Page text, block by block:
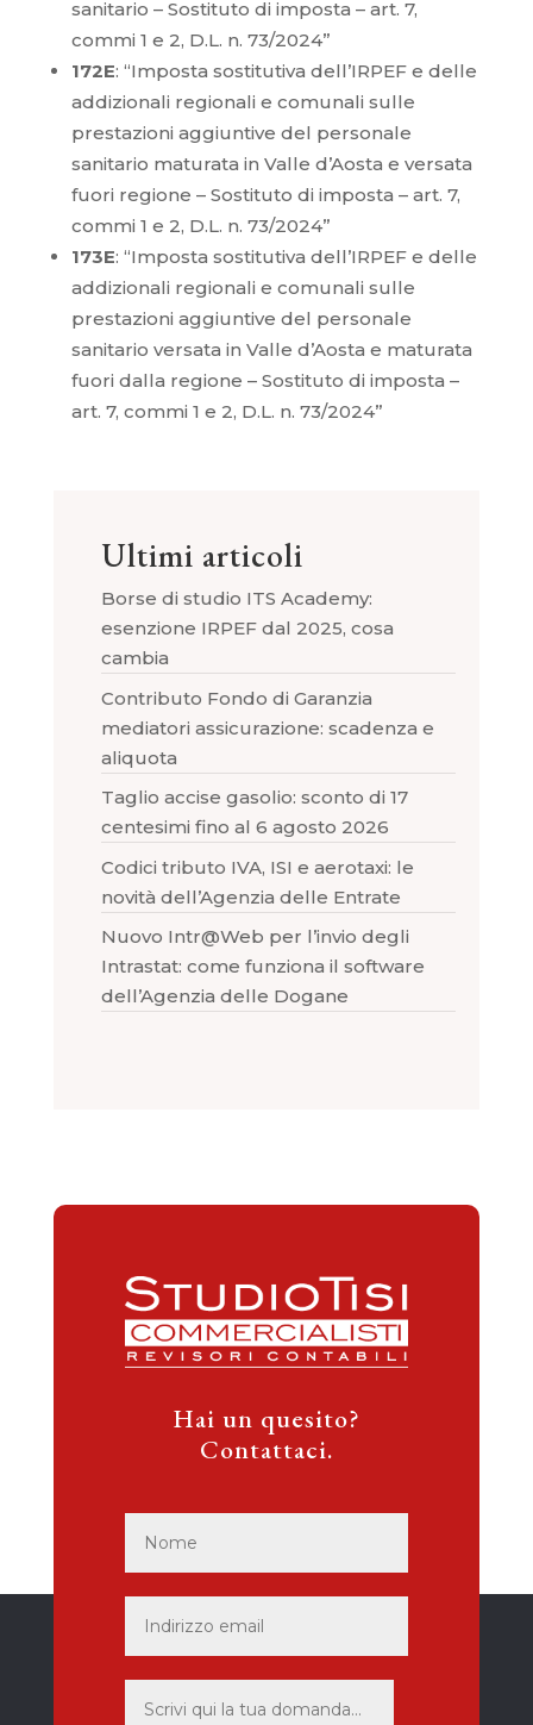
sanitario – Sostituto di imposta – art. 7,
commi 1 e 2, D.L. n. 73/2024”
172E: “Imposta sostitutiva dell’IRPEF e delle
addizionali regionali e comunali sulle
prestazioni aggiuntive del personale
sanitario maturata in Valle d’Aosta e versata
fuori regione – Sostituto di imposta – art. 7,
commi 1 e 2, D.L. n. 73/2024”
173E: “Imposta sostitutiva dell’IRPEF e delle
addizionali regionali e comunali sulle
prestazioni aggiuntive del personale
sanitario versata in Valle d’Aosta e maturata
fuori dalla regione – Sostituto di imposta –
art. 7, commi 1 e 2, D.L. n. 73/2024”
Ultimi articoli
Borse di studio ITS Academy:
esenzione IRPEF dal 2025, cosa
cambia
Contributo Fondo di Garanzia
mediatori assicurazione: scadenza e
aliquota
Taglio accise gasolio: sconto di 17
centesimi fino al 6 agosto 2026
Codici tributo IVA, ISI e aerotaxi: le
novità dell’Agenzia delle Entrate
Nuovo Intr@Web per l’invio degli
Intrastat: come funziona il software
dell’Agenzia delle Dogane
Hai un quesito?
Contattaci.